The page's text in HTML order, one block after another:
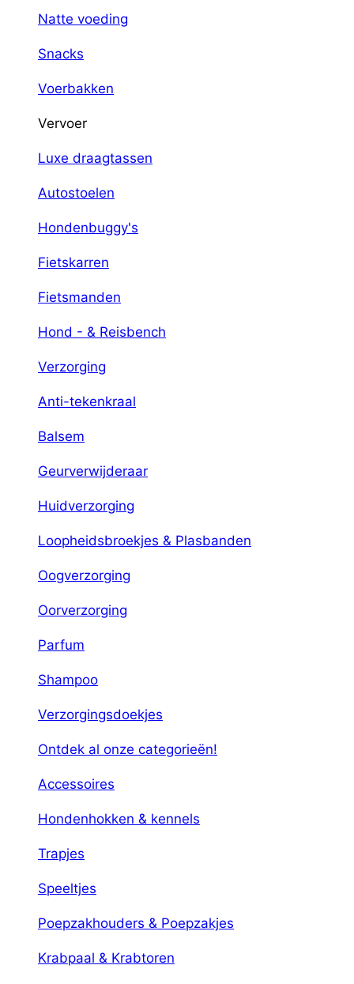
Natte voeding
Snacks
Voerbakken
Vervoer
Luxe draagtassen
Autostoelen
Hondenbuggy's
Fietskarren
Fietsmanden
Hond - & Reisbench
Verzorging
Anti-tekenkraal
Balsem
Geurverwijderaar
Huidverzorging
Loopheidsbroekjes & Plasbanden
Oogverzorging
Oorverzorging
Parfum
Shampoo
Verzorgingsdoekjes
Ontdek al onze categorieën!
Accessoires
Hondenhokken & kennels
Trapjes
Speeltjes
Poepzakhouders & Poepzakjes
Krabpaal & Krabtoren